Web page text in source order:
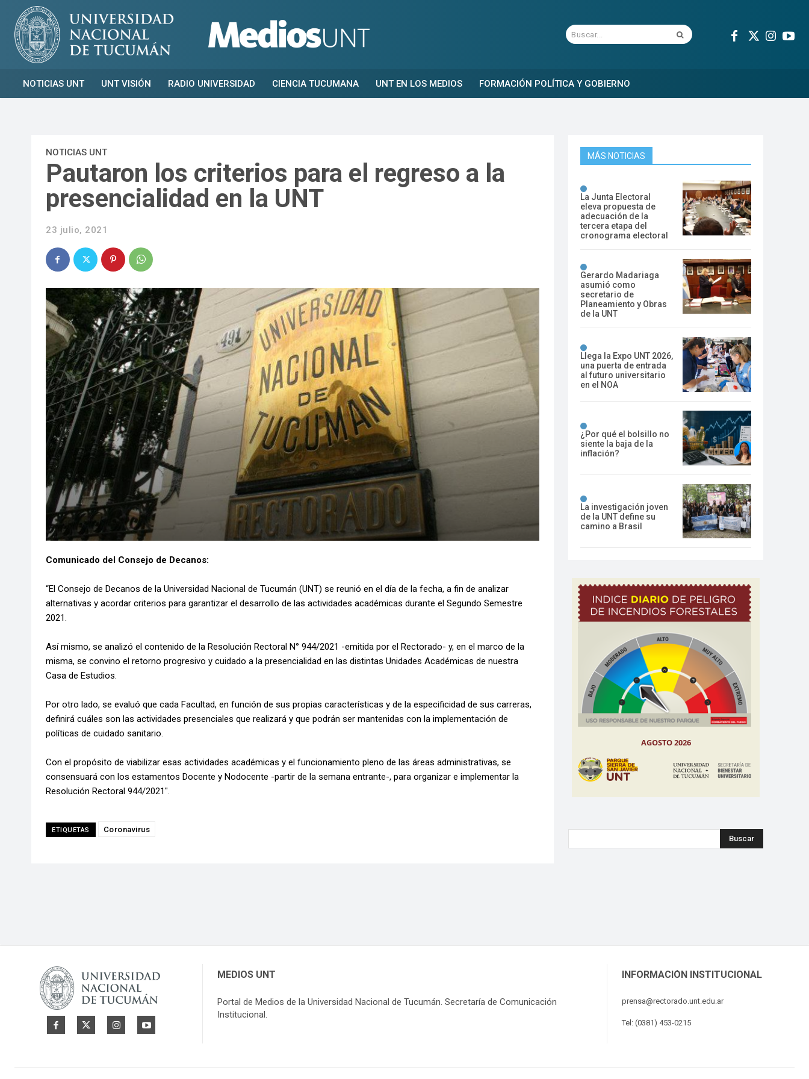
Buscar...
NOTICIAS UNT UNT VISIÓN RADIO UNIVERSIDAD CIENCIA TUCUMANA UNT EN LOS MEDIOS FORMACIÓN POLÍTICA Y GOBIERNO
NOTICIAS UNT
Pautaron los criterios para el regreso a la
presencialidad en la UNT
23 julio, 2021
Comunicado del Consejo de Decanos:
“El Consejo de Decanos de la Universidad Nacional de Tucumán (UNT) se reunió en el día de la fecha, a fin de analizar
alternativas y acordar criterios para garantizar el desarrollo de las actividades académicas durante el Segundo Semestre
2021.
Así mismo, se analizó el contenido de la Resolución Rectoral N° 944/2021 -emitida por el Rectorado- y, en el marco de la
misma, se convino el retorno progresivo y cuidado a la presencialidad en las distintas Unidades Académicas de nuestra
Casa de Estudios.
Por otro lado, se evaluó que cada Facultad, en función de sus propias características y de la especificidad de sus carreras,
definirá cuáles son las actividades presenciales que realizará y que podrán ser mantenidas con la implementación de
políticas de cuidado sanitario.
Con el propósito de viabilizar esas actividades académicas y el funcionamiento pleno de las áreas administrativas, se
consensuará con los estamentos Docente y Nodocente -partir de la semana entrante-, para organizar e implementar la
Resolución Rectoral 944/2021″.
ETIQUETAS Coronavirus
MÁS NOTICIAS
La Junta Electoral
eleva propuesta de
adecuación de la
tercera etapa del
cronograma electoral
Gerardo Madariaga
asumió como
secretario de
Planeamiento y Obras
de la UNT
Llega la Expo UNT 2026,
una puerta de entrada
al futuro universitario
en el NOA
¿Por qué el bolsillo no
siente la baja de la
inflación?
La investigación joven
de la UNT define su
camino a Brasil
Buscar
MEDIOS UNT
Portal de Medios de la Universidad Nacional de Tucumán. Secretaría de Comunicación
Institucional.
INFORMACIÓN INSTITUCIONAL
prensa@rectorado.unt.edu.ar
Tel: (0381) 453-0215